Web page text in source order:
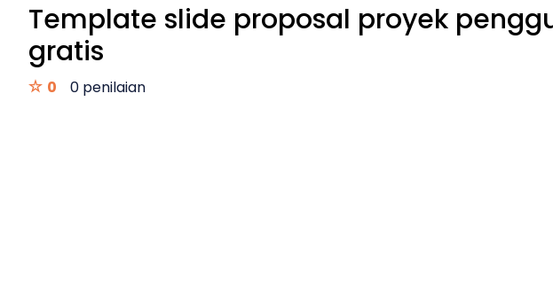
Template slide proposal proyek
gratis
0 0 penilaian